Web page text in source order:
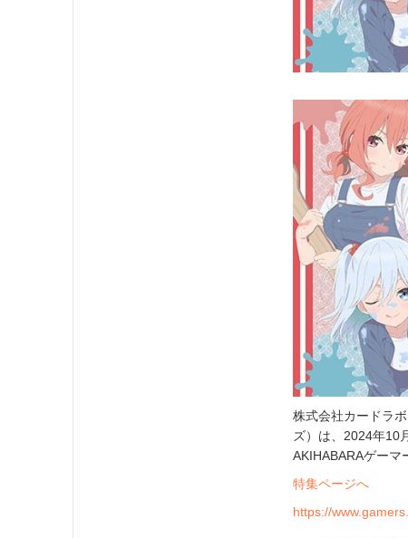
株式会社カードラ
ズ）は、2024年10
AKIHABARAゲーマ
特集ページへ
https://